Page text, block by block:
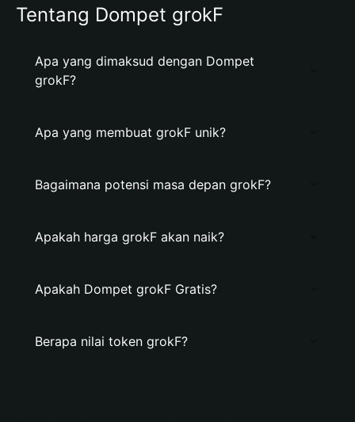
Tentang Dompet grokF
Apa yang dimaksud dengan Dompet
grokF?
Apa yang membuat grokF unik?
Bagaimana potensi masa depan grokF?
Apakah harga grokF akan naik?
Apakah Dompet grokF Gratis?
Berapa nilai token grokF?